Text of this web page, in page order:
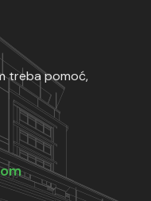
treba pomoć,